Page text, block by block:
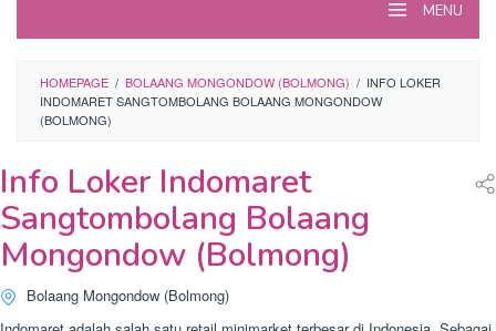
MENU
HOMEPAGE / BOLAANG MONGONDOW (BOLMONG) / INFO LOKER
INDOMARET SANGTOMBOLANG BOLAANG MONGONDOW
(BOLMONG)
Info Loker Indomaret
Sangtombolang Bolaang
Mongondow (Bolmong)
Bolaang Mongondow (Bolmong)